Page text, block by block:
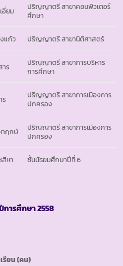
ยม
ปริญญาตรี สาขาคอมพิวเตอร์
ศึกษา
แก้ว ปริญญาตรี สาขานิติศาสตร์
ร
ปริญญาตรี สาขาการบริหาร
การศึกษา
ปริญญาตรี สาขาการเมืองการ
ปกครอง
ฤกษ์
ปริญญาตรี สาขาการเมืองการ
ปกครอง
หา ชั้นมัธยมศึกษาปีที่ 6
การศึกษา2558
รียน(คน)